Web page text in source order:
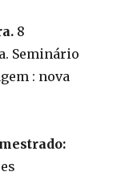
8
Seminário
: nova